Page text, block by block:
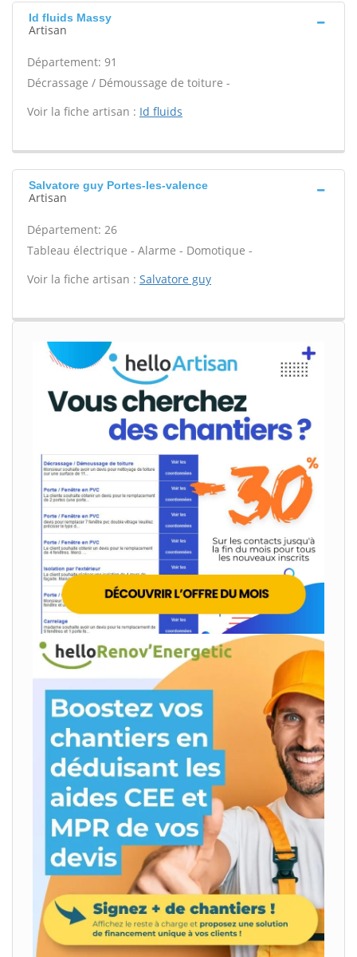
Id fluids Massy
Artisan
Département: 91
Décrassage / Démoussage de toiture -
Voir la fiche artisan : Id fluids
Salvatore guy Portes-les-valence
Artisan
Département: 26
Tableau électrique - Alarme - Domotique -
Voir la fiche artisan : Salvatore guy